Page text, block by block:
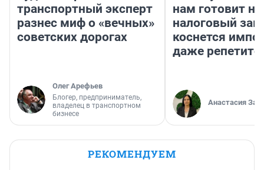
транспортный эксперт
разнес миф о «вечных»
советских дорогах
Олег Арефьев
Блогер, предприниматель,
владелец в транспортном
бизнесе
нам готовит
налоговый
коснется
даже
Анастасия
РЕКОМЕНДУЕМ